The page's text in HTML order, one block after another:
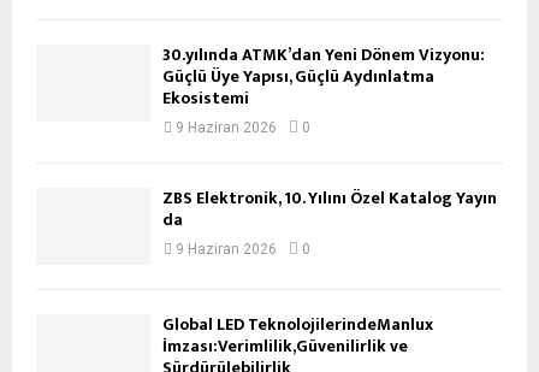
30.yılında ATMK’dan Yeni Dönem Vizyonu:
Güçlü Üye Yapısı, Güçlü Aydınlatma
Ekosistemi
9 Haziran 2026 0
ZBS Elektronik, 10. Yılını Özel Katalog Yayın
da
9 Haziran 2026 0
Global LED TeknolojilerindeManlux
İmzası:Verimlilik,Güvenilirlik ve